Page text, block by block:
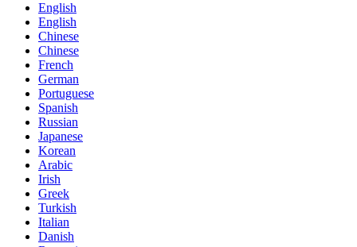
English
English
Chinese
Chinese
French
German
Portuguese
Spanish
Russian
Japanese
Korean
Arabic
Irish
Greek
Turkish
Italian
Danish